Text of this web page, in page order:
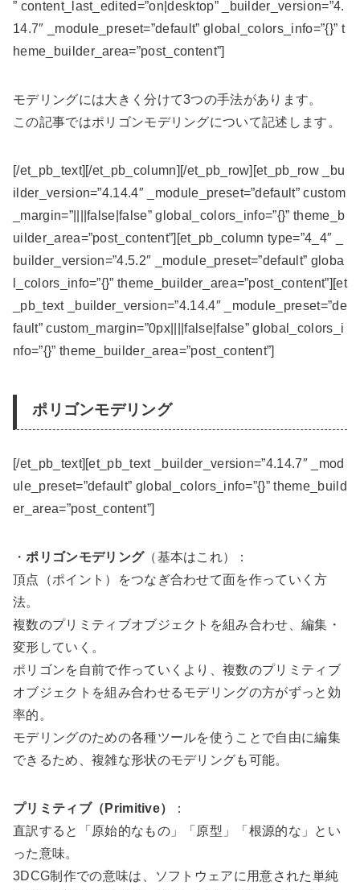
” content_last_edited=”on|desktop” _builder_version=”4.
14.7″ _module_preset=”default” global_colors_info=”{}” t
heme_builder_area=”post_content”]
モデリングには大きく分けて3つの手法があります。
この記事ではポリゴンモデリングについて記述します。
[/et_pb_text][/et_pb_column][/et_pb_row][et_pb_row _bu
ilder_version=”4.14.4″ _module_preset=”default” custom
_margin=”||||false|false” global_colors_info=”{}” theme_b
uilder_area=”post_content”][et_pb_column type=”4_4″ _
builder_version=”4.5.2″ _module_preset=”default” globa
l_colors_info=”{}” theme_builder_area=”post_content”][et
_pb_text _builder_version=”4.14.4″ _module_preset=”de
fault” custom_margin=”0px||||false|false” global_colors_i
nfo=”{}” theme_builder_area=”post_content”]
ポリゴンモデリング
[/et_pb_text][et_pb_text _builder_version=”4.14.7″ _mod
ule_preset=”default” global_colors_info=”{}” theme_build
er_area=”post_content”]
・ポリゴンモデリング（基本はこれ）：
頂点（ポイント）をつなぎ合わせて面を作っていく方
法。
複数のプリミティブオブジェクトを組み合わせ、編集・
変形していく。
ポリゴンを自前で作っていくより、複数のプリミティブ
オブジェクトを組み合わせるモデリングの方がずっと効
率的。
モデリングのための各種ツールを使うことで自由に編集
できるため、複雑な形状のモデリングも可能。
プリミティブ（Primitive）
：
直訳すると「原始的なもの」「原型」「根源的な」とい
った意味。
3DCG制作での意味は、ソフトウェアに用意された単純